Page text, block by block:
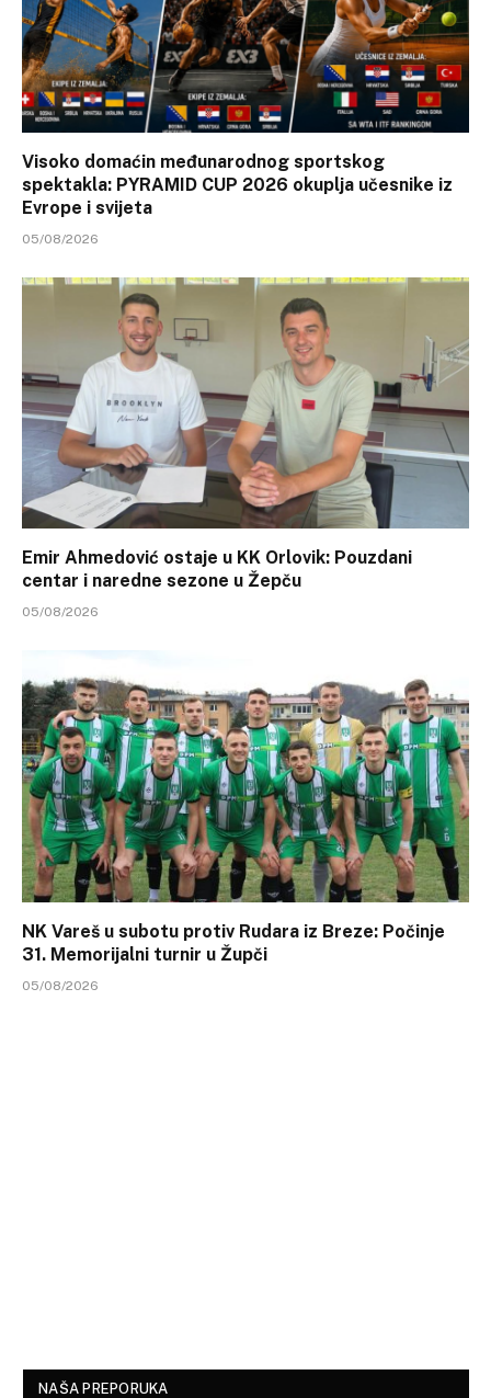
Visoko domaćin međunarodnog sportskog
spektakla: PYRAMID CUP 2026 okuplja učesnike iz
Evrope i svijeta
05/08/2026
Emir Ahmedović ostaje u KK Orlovik: Pouzdani
centar i naredne sezone u Žepču
05/08/2026
NK Vareš u subotu protiv Rudara iz Breze: Počinje
31. Memorijalni turnir u Župči
05/08/2026
NAŠA PREPORUKA